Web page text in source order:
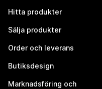
Hitta produkter
Sälja produkter
Order och leverans
Butiksdesign
Marknadsföring och